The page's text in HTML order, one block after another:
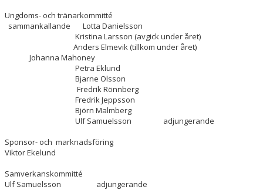
Ungdoms- och tränarkommitté
sammankallande Lotta Danielsson
Kristina Larsson (avgick under året)
Anders Elmevik (tillkom under året)
Johanna Mahoney
Petra Eklund
Bjarne Olsson
Fredrik Rönnberg
Fredrik Jeppsson
Björn Malmberg
Ulf Samuelsson adjungerande
Sponsor- och marknadsföring
Viktor Ekelund
Samverkanskommitté
Ulf Samuelsson adjungerande